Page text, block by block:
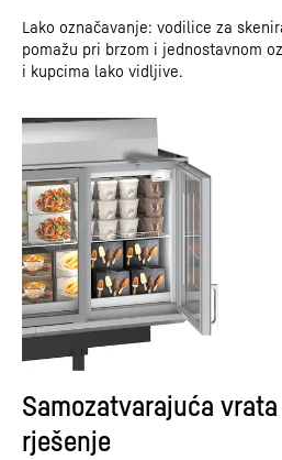
Lako označavanje: vodilice za
pomažu pri brzom i jednostavnom
i kupcima lako vidljive.
Samozatvarajuća
rješenje